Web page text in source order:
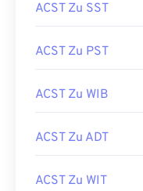
ACST Zu SST
ACST Zu PST
ACST Zu WIB
ACST Zu ADT
ACST Zu WIT